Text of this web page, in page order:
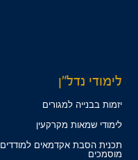
לימודי נדל"ן
יזמות בבנייה למגורים
לימודי שמאות מקרקעין
תכנית הסבת אקדמאים למודדים
מוסמכים